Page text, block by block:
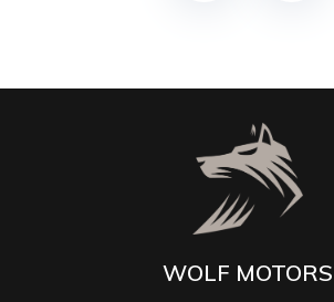
WOLF MOTORS